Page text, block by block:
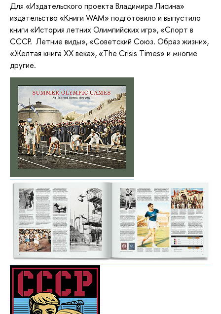
Для «Издательского проекта Владимира Лисина»
издательство «Книги WAM» подготовило и выпустило
книги «История летних Олимпийских игр», «Спорт в
СССР. Летние виды», «Советский Союз. Образ жизни»,
«Желтая книга XX века», «The Crisis Times» и многие
другие.